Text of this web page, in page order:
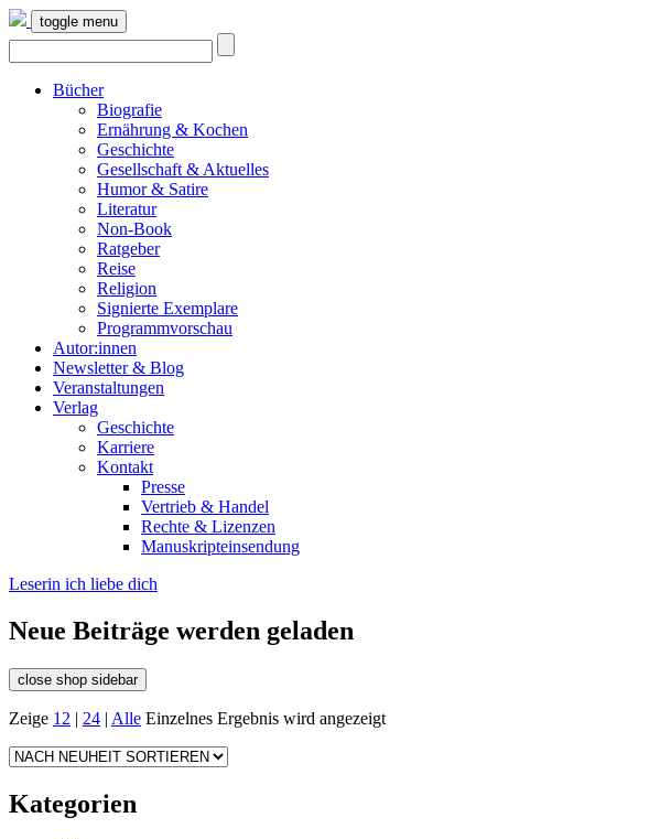
toggle menu
Bücher
Biografie
Ernährung & Kochen
Geschichte
Gesellschaft & Aktuelles
Humor & Satire
Literatur
Non-Book
Ratgeber
Reise
Religion
Signierte Exemplare
Programmvorschau
Autor:innen
Newsletter & Blog
Veranstaltungen
Verlag
Geschichte
Karriere
Kontakt
Presse
Vertrieb & Handel
Rechte & Lizenzen
Manuskripteinsendung
Leserin ich liebe dich
Neue Beiträge werden geladen
close shop sidebar
Zeige 12 | 24 | Alle Einzelnes Ergebnis wird angezeigt
Kategorien